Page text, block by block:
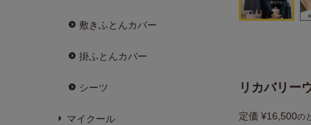
敷きふとんカバー
掛ふとんカバー
シーツ
マイクール
リカバリー
定価 ¥16,500の